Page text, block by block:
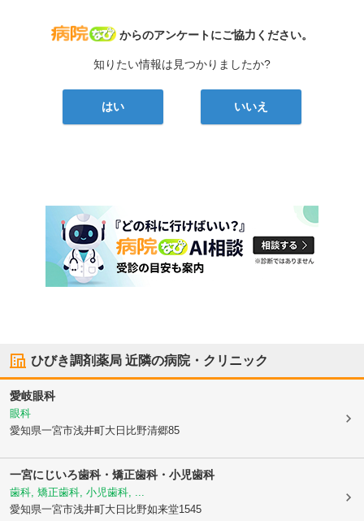
病院なび
からのアンケートにご協力ください。
知りたい情報は見つかりましたか?
はい いいえ
ひびき調剤薬局 近隣の病院・クリニック
愛岐眼科
眼科
愛知県一宮市浅井町大日比野清郷85
一宮にじいろ歯科・矯正歯科・小児歯科
歯科, 矯正歯科, 小児歯科, ...
愛知県一宮市浅井町大日比野如来堂1545